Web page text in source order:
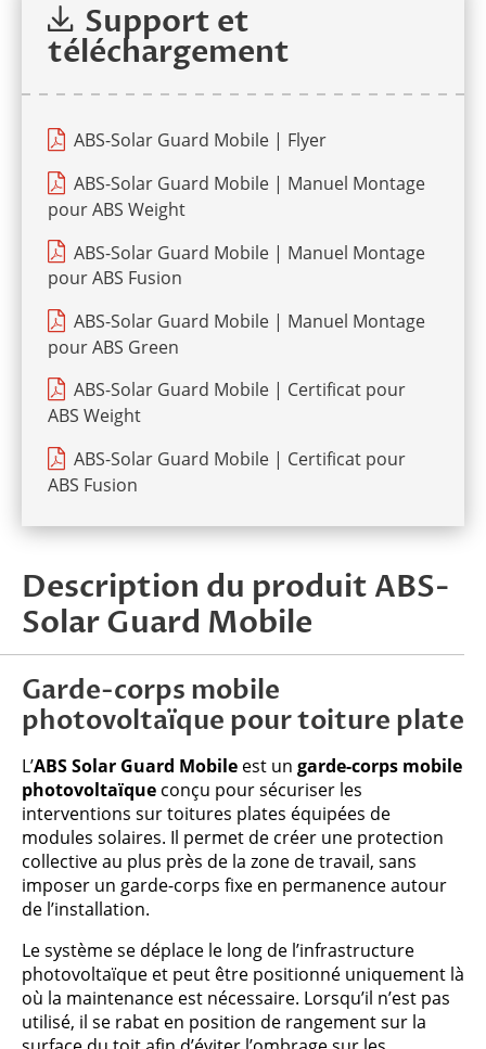
Support et
téléchargement
ABS-Solar Guard Mobile | Flyer
ABS-Solar Guard Mobile | Manuel Montage
pour ABS Weight
ABS-Solar Guard Mobile | Manuel Montage
pour ABS Fusion
ABS-Solar Guard Mobile | Manuel Montage
pour ABS Green
ABS-Solar Guard Mobile | Certificat pour
ABS Weight
ABS-Solar Guard Mobile | Certificat pour
ABS Fusion
Description du produit ABS-
Solar Guard Mobile
Garde-corps mobile
photovoltaïque pour toiture plate
L’ABS Solar Guard Mobile est un garde-corps mobile
photovoltaïque conçu pour sécuriser les
interventions sur toitures plates équipées de
modules solaires. Il permet de créer une protection
collective au plus près de la zone de travail, sans
imposer un garde-corps fixe en permanence autour
de l’installation.
Le système se déplace le long de l’infrastructure
photovoltaïque et peut être positionné uniquement là
où la maintenance est nécessaire. Lorsqu’il n’est pas
utilisé, il se rabat en position de rangement sur la